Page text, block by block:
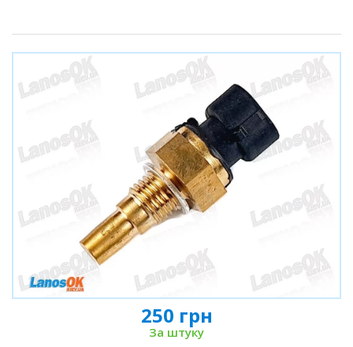
250 грн
За штуку